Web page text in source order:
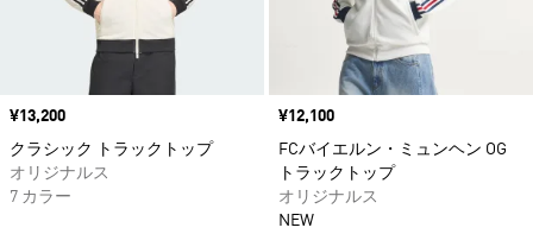
価格
¥13,200
クラシック トラックトップ
オリジナルス
7 カラー
価格
¥12,100
FCバイエルン・ミュンヘン OG
トラックトップ
オリジナルス
NEW